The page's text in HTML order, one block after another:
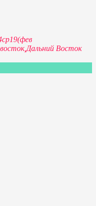
ср19(фев
Дальний Восток